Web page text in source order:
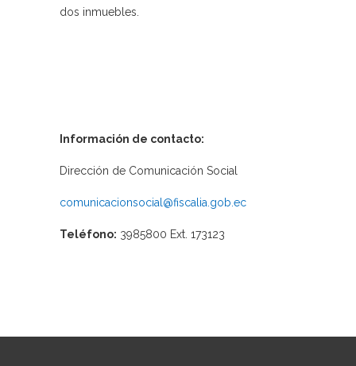
dos inmuebles.
Información de contacto:
Dirección de Comunicación Social
comunicacionsocial@fiscalia.gob.ec
Teléfono: 3985800 Ext. 173123